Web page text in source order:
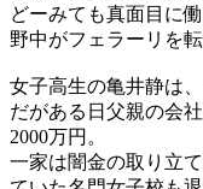
どーみても真面目に
野中がフェラーリを
女子高生の亀井静は
だがある日父親の会
2000万円。
一家は闇金の取り立